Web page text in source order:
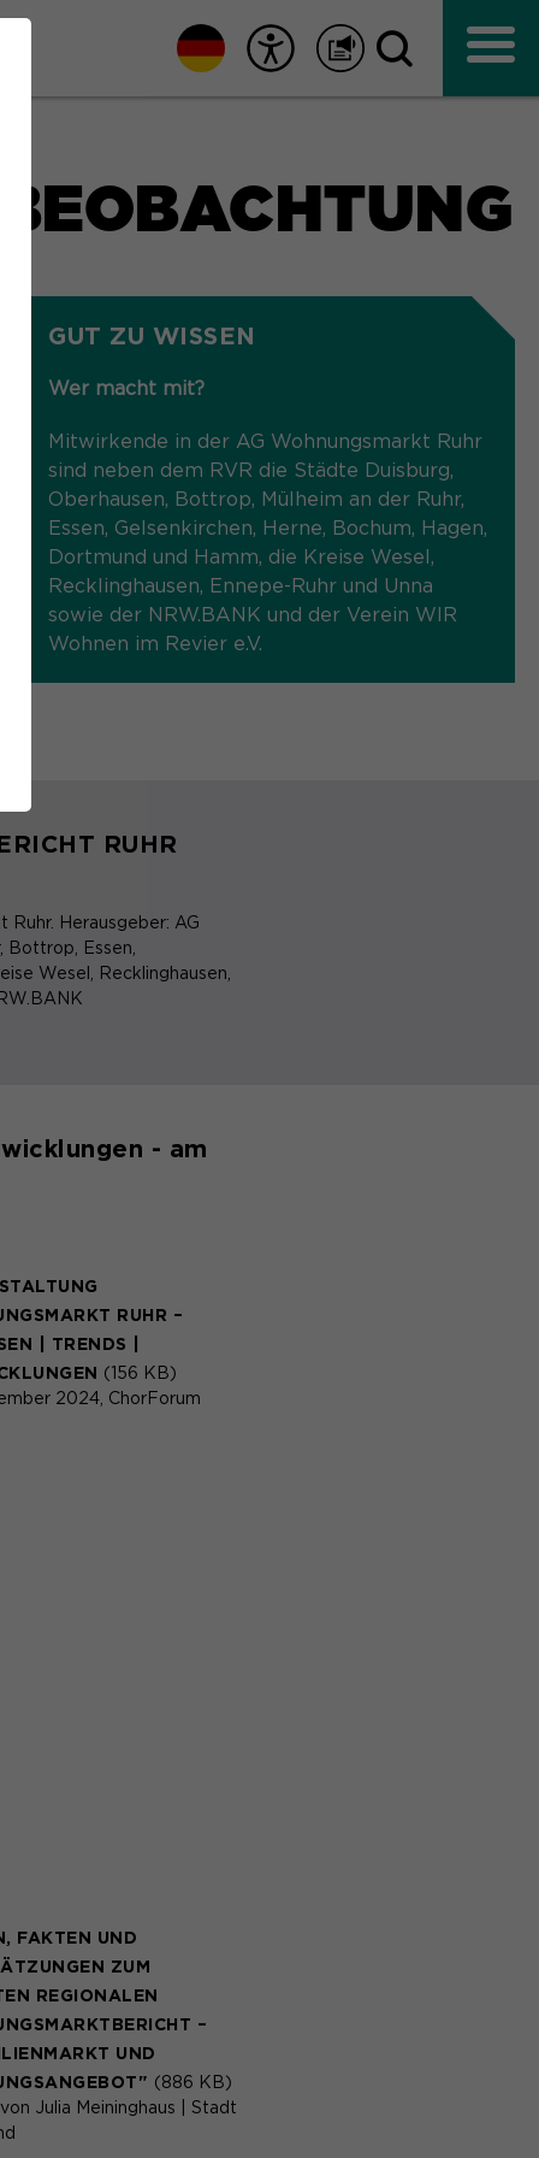
GUT ZU WISSEN
Wer macht mit?
Mitwirkende in der AG Wohnungsmarkt Ruhr
sind neben dem RVR die Städte Duisburg,
Oberhausen, Bottrop, Mülheim an der Ruhr,
Essen, Gelsenkirchen, Herne, Bochum, Hagen,
Dortmund und Hamm, die Kreise Wesel,
Recklinghausen, Ennepe-Ruhr und Unna
sowie der NRW.BANK und der Verein WIR
Wohnen im Revier e.V.
RUHR
Herausgeber: AG
Bottrop, Essen,
Wesel, Recklinghausen,
- am
RUHR –
| TRENDS |
(156 KB)
2024, ChorForum
FAKTEN UND
ZUM
REGIONALEN
–
UND
(886 KB)
Julia Meininghaus | Stadt